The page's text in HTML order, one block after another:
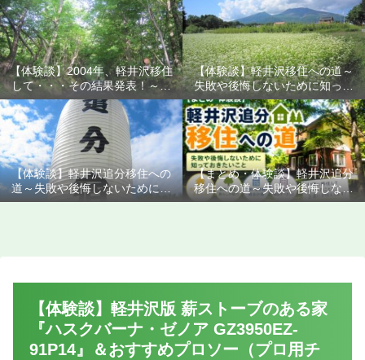
【体験談】2004年、軽井沢移住
して・・・その結果発表！～失
敗や後悔しないために知ってお
きたいこと
【体験談】軽井沢移住への道～
失敗や後悔しないために知って
おきたいこと
【体験談】軽井沢追分移住への
道～失敗や後悔しないために知
っておきたいこと
【まとめ・体験談】軽井沢追分
移住への道～失敗や後悔しない
ために知っておきたいこと
【体験談】軽井沢版 薪ストーブのある家
『ハスクバーナ・ゼノア GZ3950EZ-
91P14』＆おすすめプロソー（プロ用チ